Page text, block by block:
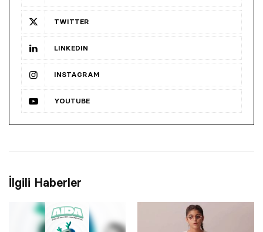
TWITTER
LINKEDIN
INSTAGRAM
YOUTUBE
İlgili Haberler